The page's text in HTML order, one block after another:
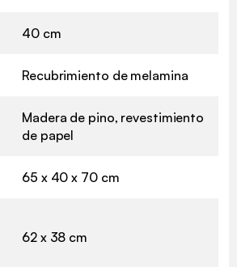
40 cm
Recubrimiento de melamina
Madera de pino, revestimiento
de papel
65 x 40 x 70 cm
62 x 38 cm